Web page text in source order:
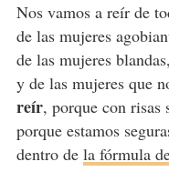
Nos vamos a reír de
de las mujeres
de las mujeres
y de las mujeres que
reír, porque con
porque estamos
dentro de la fórmula